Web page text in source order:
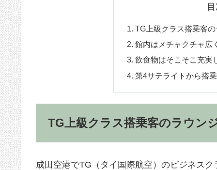
TG上級クラス搭乗客
館内はメチャクチャ広
飲食物はそこそこ充実
第4サテライトから搭
TG上級クラス搭乗客のラウン
成田空港でTG（タイ国際航空）のビジネス